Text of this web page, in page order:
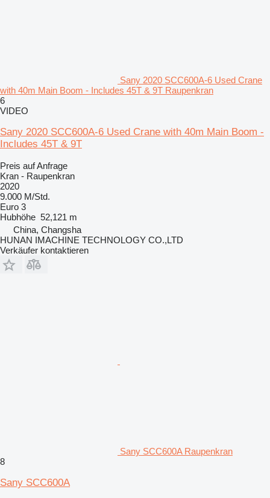
Sany 2020 SCC600A-6 Used Crane
with 40m Main Boom - Includes 45T & 9T Raupenkran
6
VIDEO
Sany 2020 SCC600A-6 Used Crane with 40m Main Boom -
Includes 45T & 9T
Preis auf Anfrage
Kran - Raupenkran
2020
9.000 M/Std.
Euro 3
Hubhöhe 52,121 m
China, Changsha
HUNAN IMACHINE TECHNOLOGY CO.,LTD
Verkäufer kontaktieren
Sany SCC600A Raupenkran
8
Sany SCC600A